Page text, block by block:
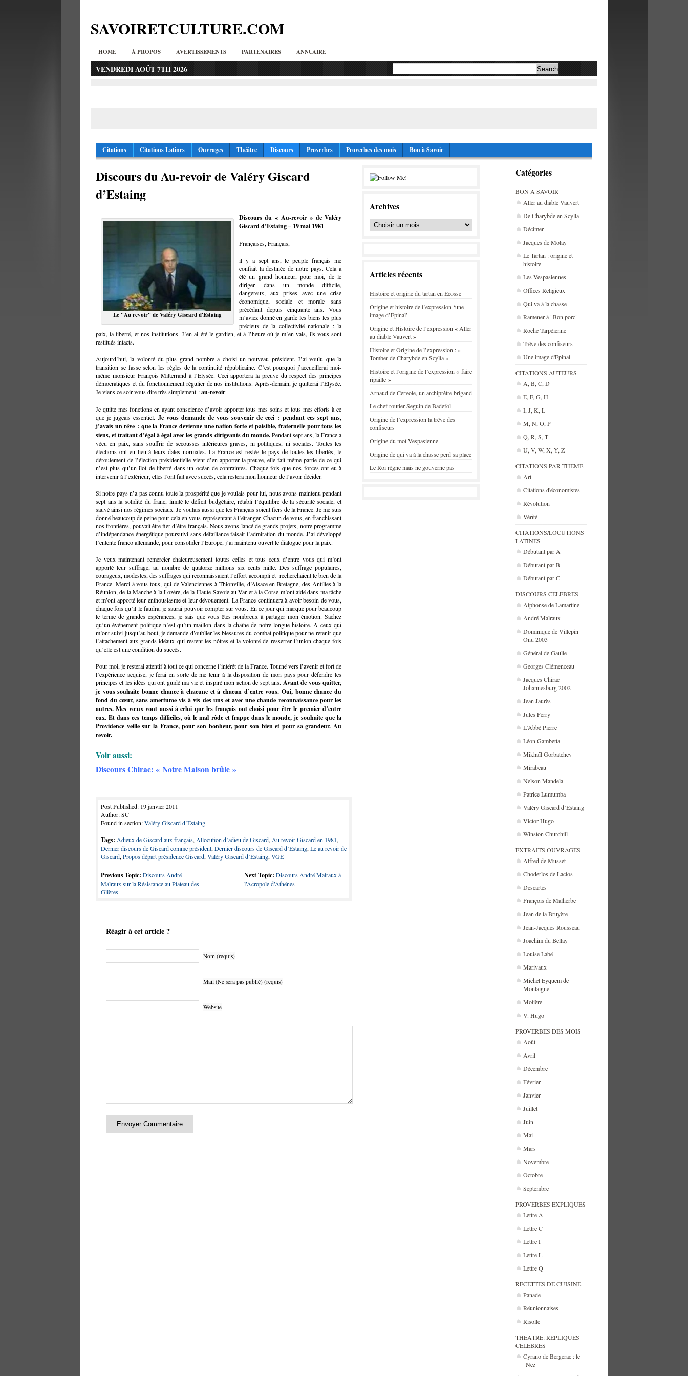
SAVOIRETCULTURE.COM
HOME À PROPOS AVERTISSEMENTS PARTENAIRES ANNUAIRE
VENDREDI AOÛT 7TH 2026
Citations Citations Latines Ouvrages Théâtre Discours Proverbes Proverbes des mois Bon à Savoir
Catégories
BON A SAVOIR
Aller au diable Vauvert
De Charybde en Scylla
Décimer
Jacques de Molay
Le Tartan : origine et
histoire
Les Vespasiennes
Offices Religieux
Qui va à la chasse
Ramener à "Bon porc"
Roche Tarpéienne
Trêve des confiseurs
Une image d'Epinal
CITATIONS AUTEURS
A, B, C, D
E, F, G, H
I, J, K, L
M, N, O, P
Q, R, S, T
U, V, W, X, Y, Z
CITATIONS PAR THEME
Art
Citations d'économistes
Révolution
Vérité
CITATIONS/LOCUTIONS
LATINES
Débutant par A
Débutant par B
Débutant par C
DISCOURS CELEBRES
Alphonse de Lamartine
André Malraux
Dominique de Villepin
Onu 2003
Général de Gaulle
Georges Clémenceau
Jacques Chirac
Johannesburg 2002
Jean Jaurès
Jules Ferry
L'Abbé Pierre
Léon Gambetta
Mikhaïl Gorbatchev
Mirabeau
Nelson Mandela
Patrice Lumumba
Valéry Giscard d’Estaing
Victor Hugo
Winston Churchill
EXTRAITS OUVRAGES
Alfred de Musset
Choderlos de Laclos
Descartes
François de Malherbe
Jean de la Bruyère
Jean-Jacques Rousseau
Joachim du Bellay
Louise Labé
Marivaux
Michel Eyquem de
Montaigne
Molière
V. Hugo
PROVERBES DES MOIS
Août
Avril
Décembre
Février
Janvier
Juillet
Juin
Mai
Mars
Novembre
Octobre
Septembre
PROVERBES EXPLIQUES
Lettre A
Lettre C
Lettre I
Lettre L
Lettre Q
RECETTES DE CUISINE
Panade
Réunionnaises
Risolle
THÉÂTRE: RÉPLIQUES
CÉLÈBRES
Cyrano de Bergerac : le
"Nez"
Discours du Au-revoir de Valéry Giscard
d’Estaing
Le "Au revoir" de Valéry Giscard d'Estaing
Discours du « Au-revoir » de Valéry
Giscard d’Estaing – 19 mai 1981
Françaises, Français,
il y a sept ans, le peuple français me
confiait la destinée de notre pays. Cela a
été un grand honneur, pour moi, de le
diriger dans un monde difficile,
dangereux, aux prises avec une crise
économique, sociale et morale sans
précédant depuis cinquante ans. Vous
m’aviez donné en garde les biens les plus
précieux de la collectivité nationale : la
paix, la liberté, et nos institutions. J’en ai été le gardien, et à l’heure où je m’en vais, ils vous sont
restitués intacts.
Aujourd’hui, la volonté du plus grand nombre a choisi un nouveau président. J’ai voulu que la
transition se fasse selon les règles de la continuité républicaine. C’est pourquoi j’accueillerai moi-
même monsieur François Mitterrand à l’Elysée. Ceci apportera la preuve du respect des principes
démocratiques et du fonctionnement régulier de nos institutions. Après-demain, je quitterai l’Elysée.
Je viens ce soir vous dire très simplement :au-revoir.
Je quitte mes fonctions en ayant conscience d’avoir apporter tous mes soins et tous mes efforts à ce
que je jugeais essentiel. Je vous demande de vous souvenir de ceci : pendant ces sept ans,
j’avais un rêve : que la France devienne une nation forte et paisible, fraternelle pour tous les
siens, et traitant d’égal à égal avec les grands dirigeants du monde.Pendant sept ans, la France a
vécu en paix, sans souffrir de secousses intérieures graves, ni politiques, ni sociales. Toutes les
élections ont eu lieu à leurs dates normales. La France est restée le pays de toutes les libertés, le
déroulement de l’élection présidentielle vient d’en apporter la preuve, elle fait même partie de ce qui
n’est plus qu’un îlot de liberté dans un océan de contraintes. Chaque fois que nos forces ont eu à
intervenir à l’extérieur, elles l’ont fait avec succès, cela restera mon honneur de l’avoir décider.
Si notre pays n’a pas connu toute la prospérité que je voulais pour lui, nous avons maintenu pendant
sept ans la solidité du franc, limité le déficit budgétaire, rétabli l’équilibre de la sécurité sociale, et
sauvé ainsi nos régimes sociaux. Je voulais aussi que les Français soient fiers de la France. Je me suis
donné beaucoup de peine pour cela en vous représentant à l’étranger. Chacun de vous, en franchissant
nos frontières, pouvait être fier d’être français. Nous avons lancé de grands projets, notre programme
d’indépendance énergétique poursuivi sans défaillance faisait l’admiration du monde. J’ai développé
l’entente franco allemande, pour consolider l’Europe, j’ai maintenu ouvert le dialogue pour la paix.
Je veux maintenant remercier chaleureusement toutes celles et tous ceux d’entre vous qui m’ont
apporté leur suffrage, au nombre de quatorze millions six cents mille. Des suffrage populaires,
courageux, modestes, des suffrages qui reconnaissaient l’effort accompli et recherchaient le bien de la
France. Merci à vous tous, qui de Valenciennes à Thionville, d’Alsace en Bretagne, des Antilles à la
Réunion, de la Manche à la Lozère, de la Haute-Savoie au Var et à la Corse m’ont aidé dans ma tâche
et m’ont apporté leur enthousiasme et leur dévouement. La France continuera à avoir besoin de vous,
chaque fois qu’il le faudra, je saurai pouvoir compter sur vous. En ce jour qui marque pour beaucoup
le terme de grandes espérances, je sais que vous êtes nombreux à partager mon émotion. Sachez
qu’un événement politique n’est qu’un maillon dans la chaîne de notre longue histoire. A ceux qui
m’ont suivi jusqu’au bout, je demande d’oublier les blessures du combat politique pour ne retenir que
l’attachement aux grands idéaux qui restent les nôtres et la volonté de resserrer l’union chaque fois
qu’elle est une condition du succès.
Pour moi, je resterai attentif à tout ce qui concerne l’intérêt de la France. Tourné vers l’avenir et fort de
l’expérience acquise, je ferai en sorte de me tenir à la disposition de mon pays pour défendre les
principes et les idées qui ont guidé ma vie et inspiré mon action de sept ans. Avant de vous quitter,
je vous souhaite bonne chance à chacune et à chacun d’entre vous. Oui, bonne chance du
fond du cœur, sans amertume vis à vis des uns et avec une chaude reconnaissance pour les
autres. Mes vœux vont aussi à celui que les français ont choisi pour être le premier d’entre
eux. Et dans ces temps difficiles, où le mal rôde et frappe dans le monde, je souhaite que la
Providence veille sur la France, pour son bonheur, pour son bien et pour sa grandeur. Au
revoir.
Voir aussi:
Discours Chirac: « Notre Maison brûle »
Post Published: 19 janvier 2011
Author: SC
Found in section:Valéry Giscard d’Estaing
Tags: Adieux de Giscard aux français, Allocution d’adieu de Giscard, Au revoir Giscard en 1981,
Dernier discours de Giscard comme président, Dernier discours de Giscard d’Estaing, Le au revoir de
Giscard, Propos départ présidence Giscard, Valéry Giscard d’Estaing, VGE
Previous Topic: Discours André
Malraux sur la Résistance au Plateau des
Glières
Next Topic: Discours André Malraux à
l’Acropole d’Athénes
Réagir à cet article ?
Nom (requis)
Mail (Ne sera pas publié) (requis)
Website
Archives
Articles récents
Histoire et origine du tartan en Ecosse
Origine et histoire de l’expression ‘une
image d’Epinal’
Origine et Histoire de l’expression « Aller
au diable Vauvert »
Histoire et Origine de l’expression : «
Tomber de Charybde en Scylla »
Histoire et l’origine de l’expression « faire
ripaille »
Arnaud de Cervole, un archiprêtre brigand
Le chef routier Seguin de Badefol
Origine de l’expression la trêve des
confiseurs
Origine du mot Vespasienne
Origine de qui va à la chasse perd sa place
Le Roi règne mais ne gouverne pas